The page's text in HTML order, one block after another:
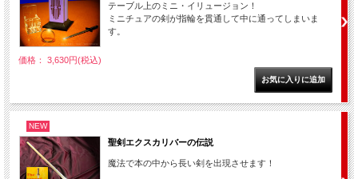
テーブル上のミニ・イリュージョン！
ミニチュアの剣が指輪を貫通して中に通ってしまいま
す。
価格： 3,630円(税込)
NEW
聖剣エクスカリバーの伝説
魔法で本の中から長い剣を出現させます！